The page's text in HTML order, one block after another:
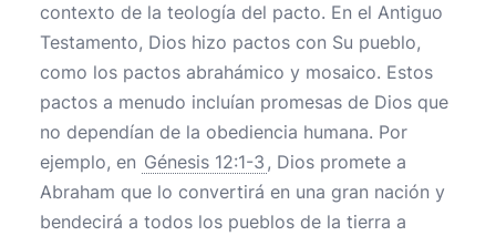
contexto de la teología del pacto. En el Antiguo
Testamento, Dios hizo pactos con Su pueblo,
como los pactos abrahámico y mosaico. Estos
pactos a menudo incluían promesas de Dios que
no dependían de la obediencia humana. Por
ejemplo, en Génesis 12:1-3 , Dios promete a
Abraham que lo convertirá en una gran nación y
bendecirá a todos los pueblos de la tierra a